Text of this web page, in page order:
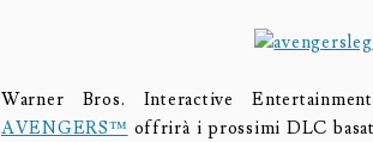
Warner Bros. Interactive
AVENGERS™ offrirà i prossimi DLC